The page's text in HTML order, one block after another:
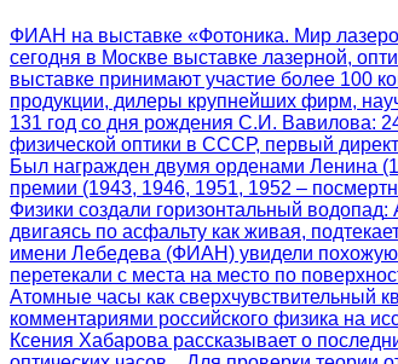
ФИАН на выставке «Фотоника. Мир
сегодня в Москве выставке лазерной,
выставке принимают участие более 100
продукции, дилеры крупнейших фирм,
131 год со дня рождения С.И. Вавилова:
физической оптики в СССР, первый
Был награжден двумя орденами Ленина
премии (1943, 1946, 1951, 1952 –
Физики создали горизонтальный водопад:
двигаясь по асфальту как живая,
имени Лебедева (ФИАН) увидели похожую
перетекали с места на место по
Атомные часы как сверхчувствительный
комментариями российского физика на
Ксения Хабарова рассказывает о